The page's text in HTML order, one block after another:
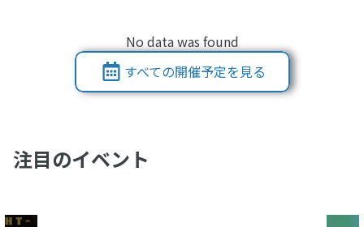
No data was found
すべての開催予定を見る
注目のイベント